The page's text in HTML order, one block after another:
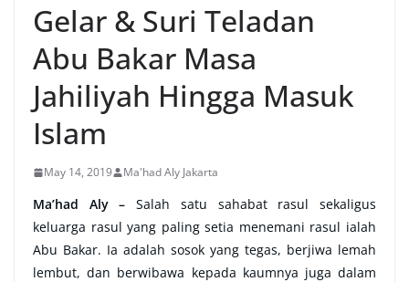
Gelar & Suri Teladan
Abu Bakar Masa
Jahiliyah Hingga Masuk
Islam
May 14, 2019 Ma'had Aly Jakarta
Ma’had Aly –Salah satu sahabat rasul sekaligus
keluarga rasul yang paling setia menemani rasul ialah
Abu Bakar. Ia adalah sosok yang tegas, berjiwa lemah
lembut, dan berwibawa kepada kaumnya juga dalam